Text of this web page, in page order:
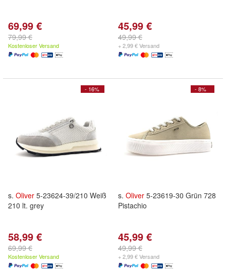
69,99 €
79,99 €
Kostenloser Versand
45,99 €
49,99 €
+ 2,99 € Versand
- 16%
s. Oliver 5-23624-39/210 Weiß
210 lt. grey
58,99 €
69,99 €
Kostenloser Versand
- 8%
s. Oliver 5-23619-30 Grün 728
Pistachio
45,99 €
49,99 €
+ 2,99 € Versand